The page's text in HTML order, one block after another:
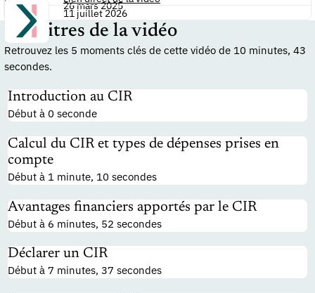
Publiée le 26 mars 2025
Modifiée le 11 juillet 2026
Chapitres de la vidéo
Retrouvez les 5 moments clés de cette vidéo de 10 minutes, 43
secondes.
Introduction au CIR
Début à 0 seconde
Calcul du CIR et types de dépenses prises en
compte
Début à 1 minute, 10 secondes
Avantages financiers apportés par le CIR
Début à 6 minutes, 52 secondes
Déclarer un CIR
Début à 7 minutes, 37 secondes